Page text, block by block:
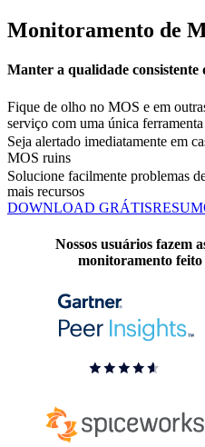
Monitoramento de
Manter a qualidade consistente
Fique de olho no MOS e em
serviço com uma única ferramenta
Seja alertado imediatamente em
MOS ruins
Solucione facilmente problemas
mais recursos
DOWNLOAD GRÁTIS
Nossos usuários fazem
monitoramento feito